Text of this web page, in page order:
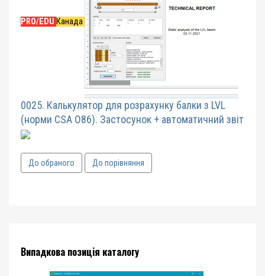
PRO/EDU Канада
0025. Калькулятор для розрахунку балки з LVL
(норми CSA O86). Застосунок + автоматичний звіт
До обраного До порівняння
Випадкова позиція каталогу